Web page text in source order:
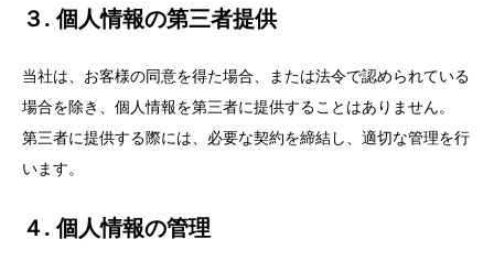
３. 個人情報の第三者提供
当社は、お客様の同意を得た場合、または法令で認められている
場合を除き、個人情報を第三者に提供することはありません。
第三者に提供する際には、必要な契約を締結し、適切な管理を行
います。
４. 個人情報の管理